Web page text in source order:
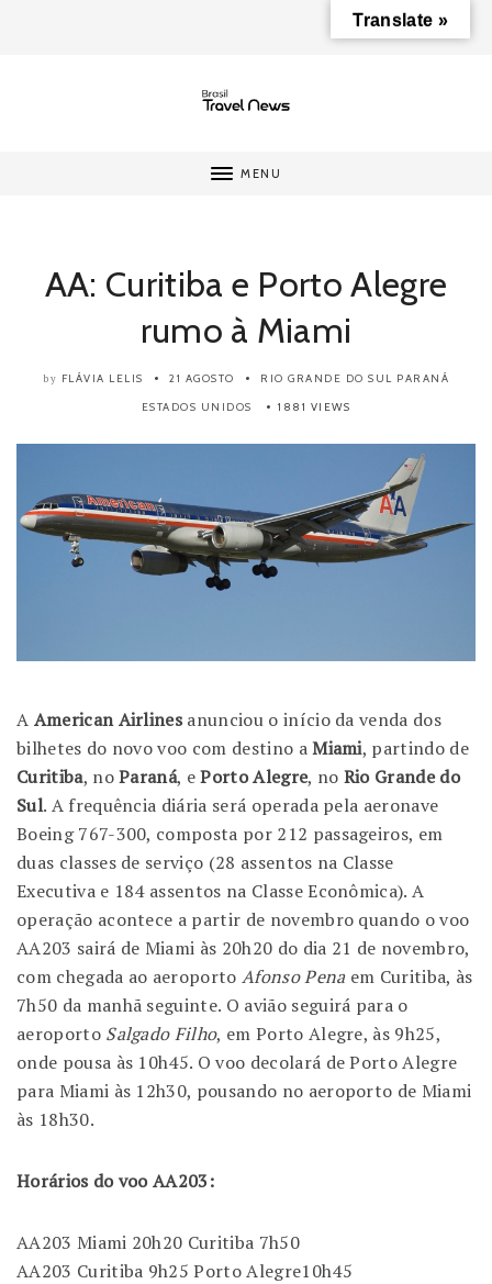
MENU
AA: Curitiba e Porto Alegre
rumo à Miami
by FLÁVIA LELIS 21 AGOSTO RIO GRANDE DO SUL PARANÁ
ESTADOS UNIDOS
1881 VIEWS
A American Airlinesanunciou o início da venda dos
bilhetes do novo voo com destino aMiami, partindo de
Curitiba, noParaná, ePortoAlegre, no Rio Grande do
Sul. A frequência diária será operada pela aeronave
Boeing 767-300, composta por 212 passageiros, em
duas classes de serviço (28 assentos na Classe
Executiva e 184 assentos na Classe Econômica). A
operação acontece a partir de novembro quando o voo
AA203 sairá de Miami às 20h20 do dia 21 de novembro,
com chegada ao aeroportoAfonso Penaem Curitiba, às
7h50 da manhã seguinte. O avião seguirá para o
aeroporto Salgado Filho, em Porto Alegre, às 9h25,
onde pousa às 10h45. O voo decolará de Porto Alegre
para Miami às 12h30, pousando no aeroporto de Miami
às 18h30.
Horários do voo AA203:
AA203 Miami 20h20 Curitiba 7h50
AA203 Curitiba 9h25 Porto Alegre10h45
Translate »